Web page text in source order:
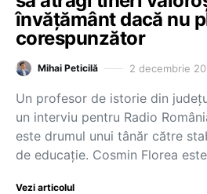
învățământ dacă nu
corespunzător
Mihai Peticilă 2 decembrie
Un profesor de istorie din
un interviu pentru Radio
este drumul unui tânăr către
de educație. Cosmin Florea
Vezi articolul